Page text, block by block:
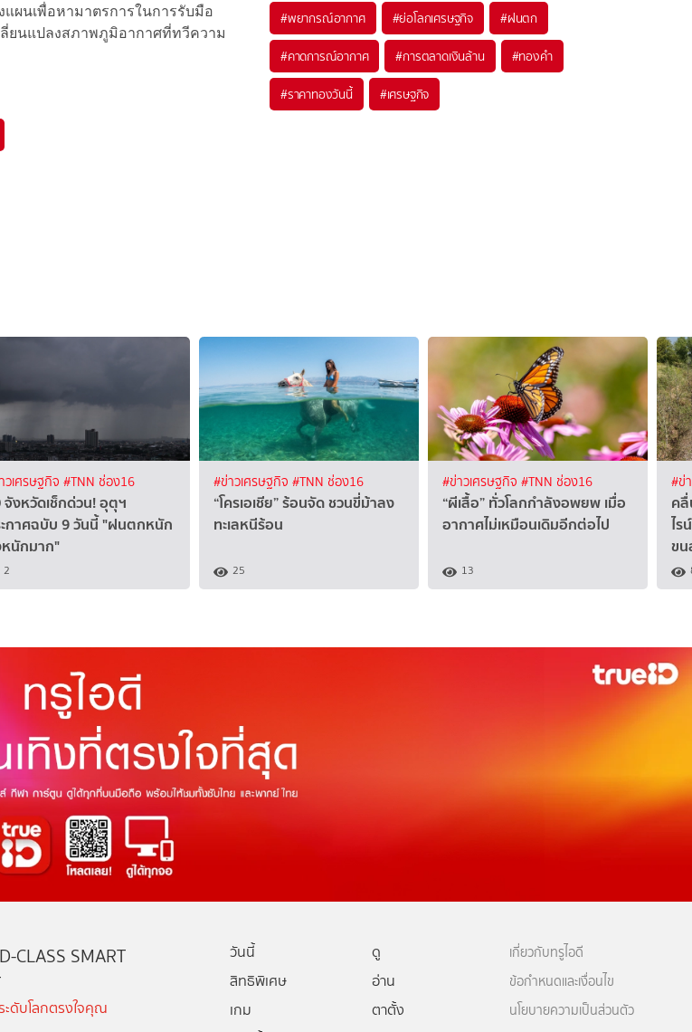
แผนเพื่อหามาตรการในการรับมือ
ยนแปลงสภาพภูมิอากาศที่ทวีความ
#พยากรณ์อากาศ #ย่อโลกเศรษฐกิจ #ฝนตก
#คาดการณ์อากาศ #การตลาดเงินล้าน #ทองคำ
#ราคาทองวันนี้ #เศรษฐกิจ
วเศรษฐกิจ #TNN ช่อง16
จังหวัดเช็กด่วน! อุตุฯ
กาศฉบับ 9 วันนี้ "ฝนตกหนัก
นักมาก"
2
#ข่าวเศรษฐกิจ #TNN ช่อง16
“โครเอเชีย” ร้อนจัด ชวนขี่ม้าลง
ทะเลหนีร้อน
25
#ข่าวเศรษฐกิจ #TNN ช่อง16
“ผีเสื้อ” ทั่วโลกกำลังอพยพ เมื่อ
อากาศไม่เหมือนเดิมอีกต่อไป
13
#ข่
คลื่
ไร
ข
CLASS SMART
ดับโลกตรงใจคุณ
วันนี้
ดู
สิทธิพิเศษ
อ่าน
เกม
ตาตั้ง
เกี่ยวกับทรูไอดี
ข้อกำหนดและเงื่อนไข
นโยบายความเป็นส่วนตัว